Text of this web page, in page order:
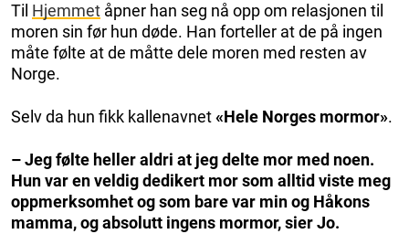
Til Hjemmet åpner han seg nå opp om relasjonen til
moren sin før hun døde. Han forteller at de på ingen
måte følte at de måtte dele moren med resten av
Norge.
Selv da hun fikk kallenavnet«Hele Norges mormor».
– Jeg følte heller aldri at jeg delte mor med noen.
Hun var en veldig dedikert mor som alltid viste meg
oppmerksomhet og som bare var min og Håkons
mamma, og absolutt ingens mormor, sier Jo.